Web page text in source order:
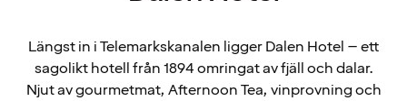
Längst in i Telemarkskanalen ligger Dalen Hotel – ett
sagolikt hotell från 1894 omringat av fjäll och dalar.
Njut av gourmetmat, Afternoon Tea, vinprovning och